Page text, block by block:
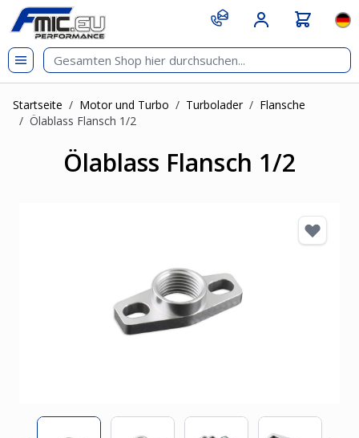
Zum Inhalt springen
git s
Startseite / Motor und Turbo / Turbolader / Flansche
/ Ölablass Flansch 1/2
Ölablass Flansch 1/2